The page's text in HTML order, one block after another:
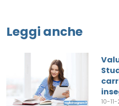
Leggi anche
10-